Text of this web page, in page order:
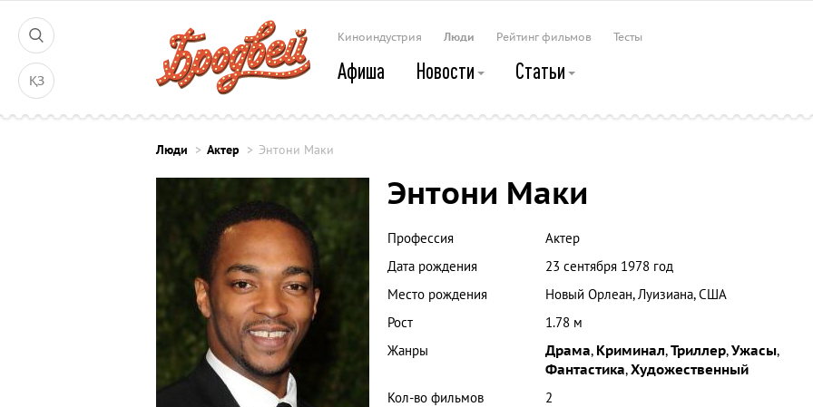
ҚЗ
Киноиндустрия Люди Рейтинг фильмов Тесты
Афиша Новости Статьи
Люди Актер Энтони Маки
Энтони Маки
Профессия
Актер
Дата рождения
23 сентября 1978 год
Место рождения
Новый Орлеан, Луизиана, США
Рост
1.78 м
Жанры
Драма, Криминал,Триллер,Ужасы,
Фантастика,Художественный
Кол-во фильмов
2